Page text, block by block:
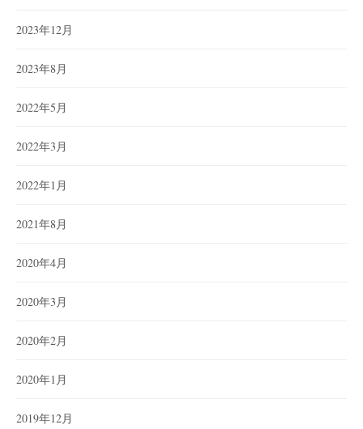
2023年12月
2023年8月
2022年5月
2022年3月
2022年1月
2021年8月
2020年4月
2020年3月
2020年2月
2020年1月
2019年12月